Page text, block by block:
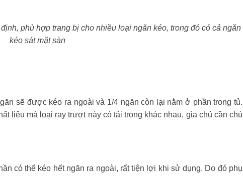
phù hợp trang bị cho nhiều loại ngăn kéo, trong đó có cả ngăn
kéo sát mặt sàn
sẽ được kéo ra ngoài và 1/4 ngăn còn lại nằm ở phần trong tủ.
liệu mà loại ray trượt này có tải trọng khác nhau, gia chủ cần chú
có thể kéo hết ngăn ra ngoài, rất tiện lợi khi sử dụng. Do đó phụ